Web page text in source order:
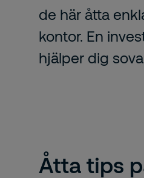
de här åtta
kontor. En
hjälper dig
Åtta tips